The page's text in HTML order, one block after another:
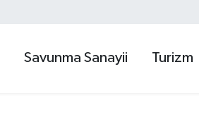
Savunma Sanayii Turizm